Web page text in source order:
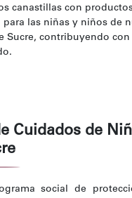
canastillas con
para las niñas y niños de
Sucre, contribuyendo
Cuidados de
social de